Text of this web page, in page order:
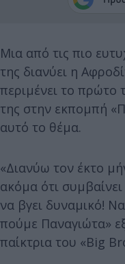
Μια από τις πιο
της διανύει η
περιμένει το πρώτο
της στην εκπομπή
αυτό το θέμα.
«Διανύω τον έκτο
ακόμα ότι
να βγει δυναμικό!
πούμε Παναγιώτα»
παίκτρια του «Big